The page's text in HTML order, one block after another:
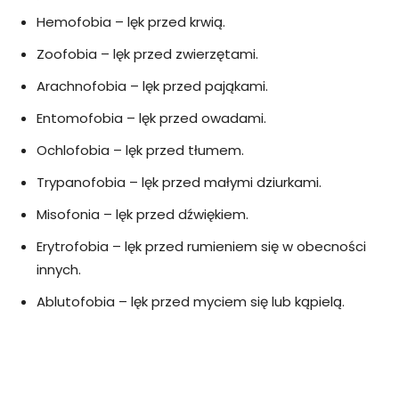
Hemofobia – lęk przed krwią.
Zoofobia – lęk przed zwierzętami.
Arachnofobia – lęk przed pająkami.
Entomofobia – lęk przed owadami.
Ochlofobia – lęk przed tłumem.
Trypanofobia – lęk przed małymi dziurkami.
Misofonia – lęk przed dźwiękiem.
Erytrofobia – lęk przed rumieniem się w obecności
innych.
Ablutofobia – lęk przed myciem się lub kąpielą.